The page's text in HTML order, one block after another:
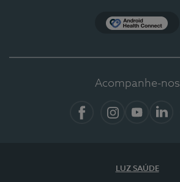
Acompanhe-nos
LUZ SAÚDE